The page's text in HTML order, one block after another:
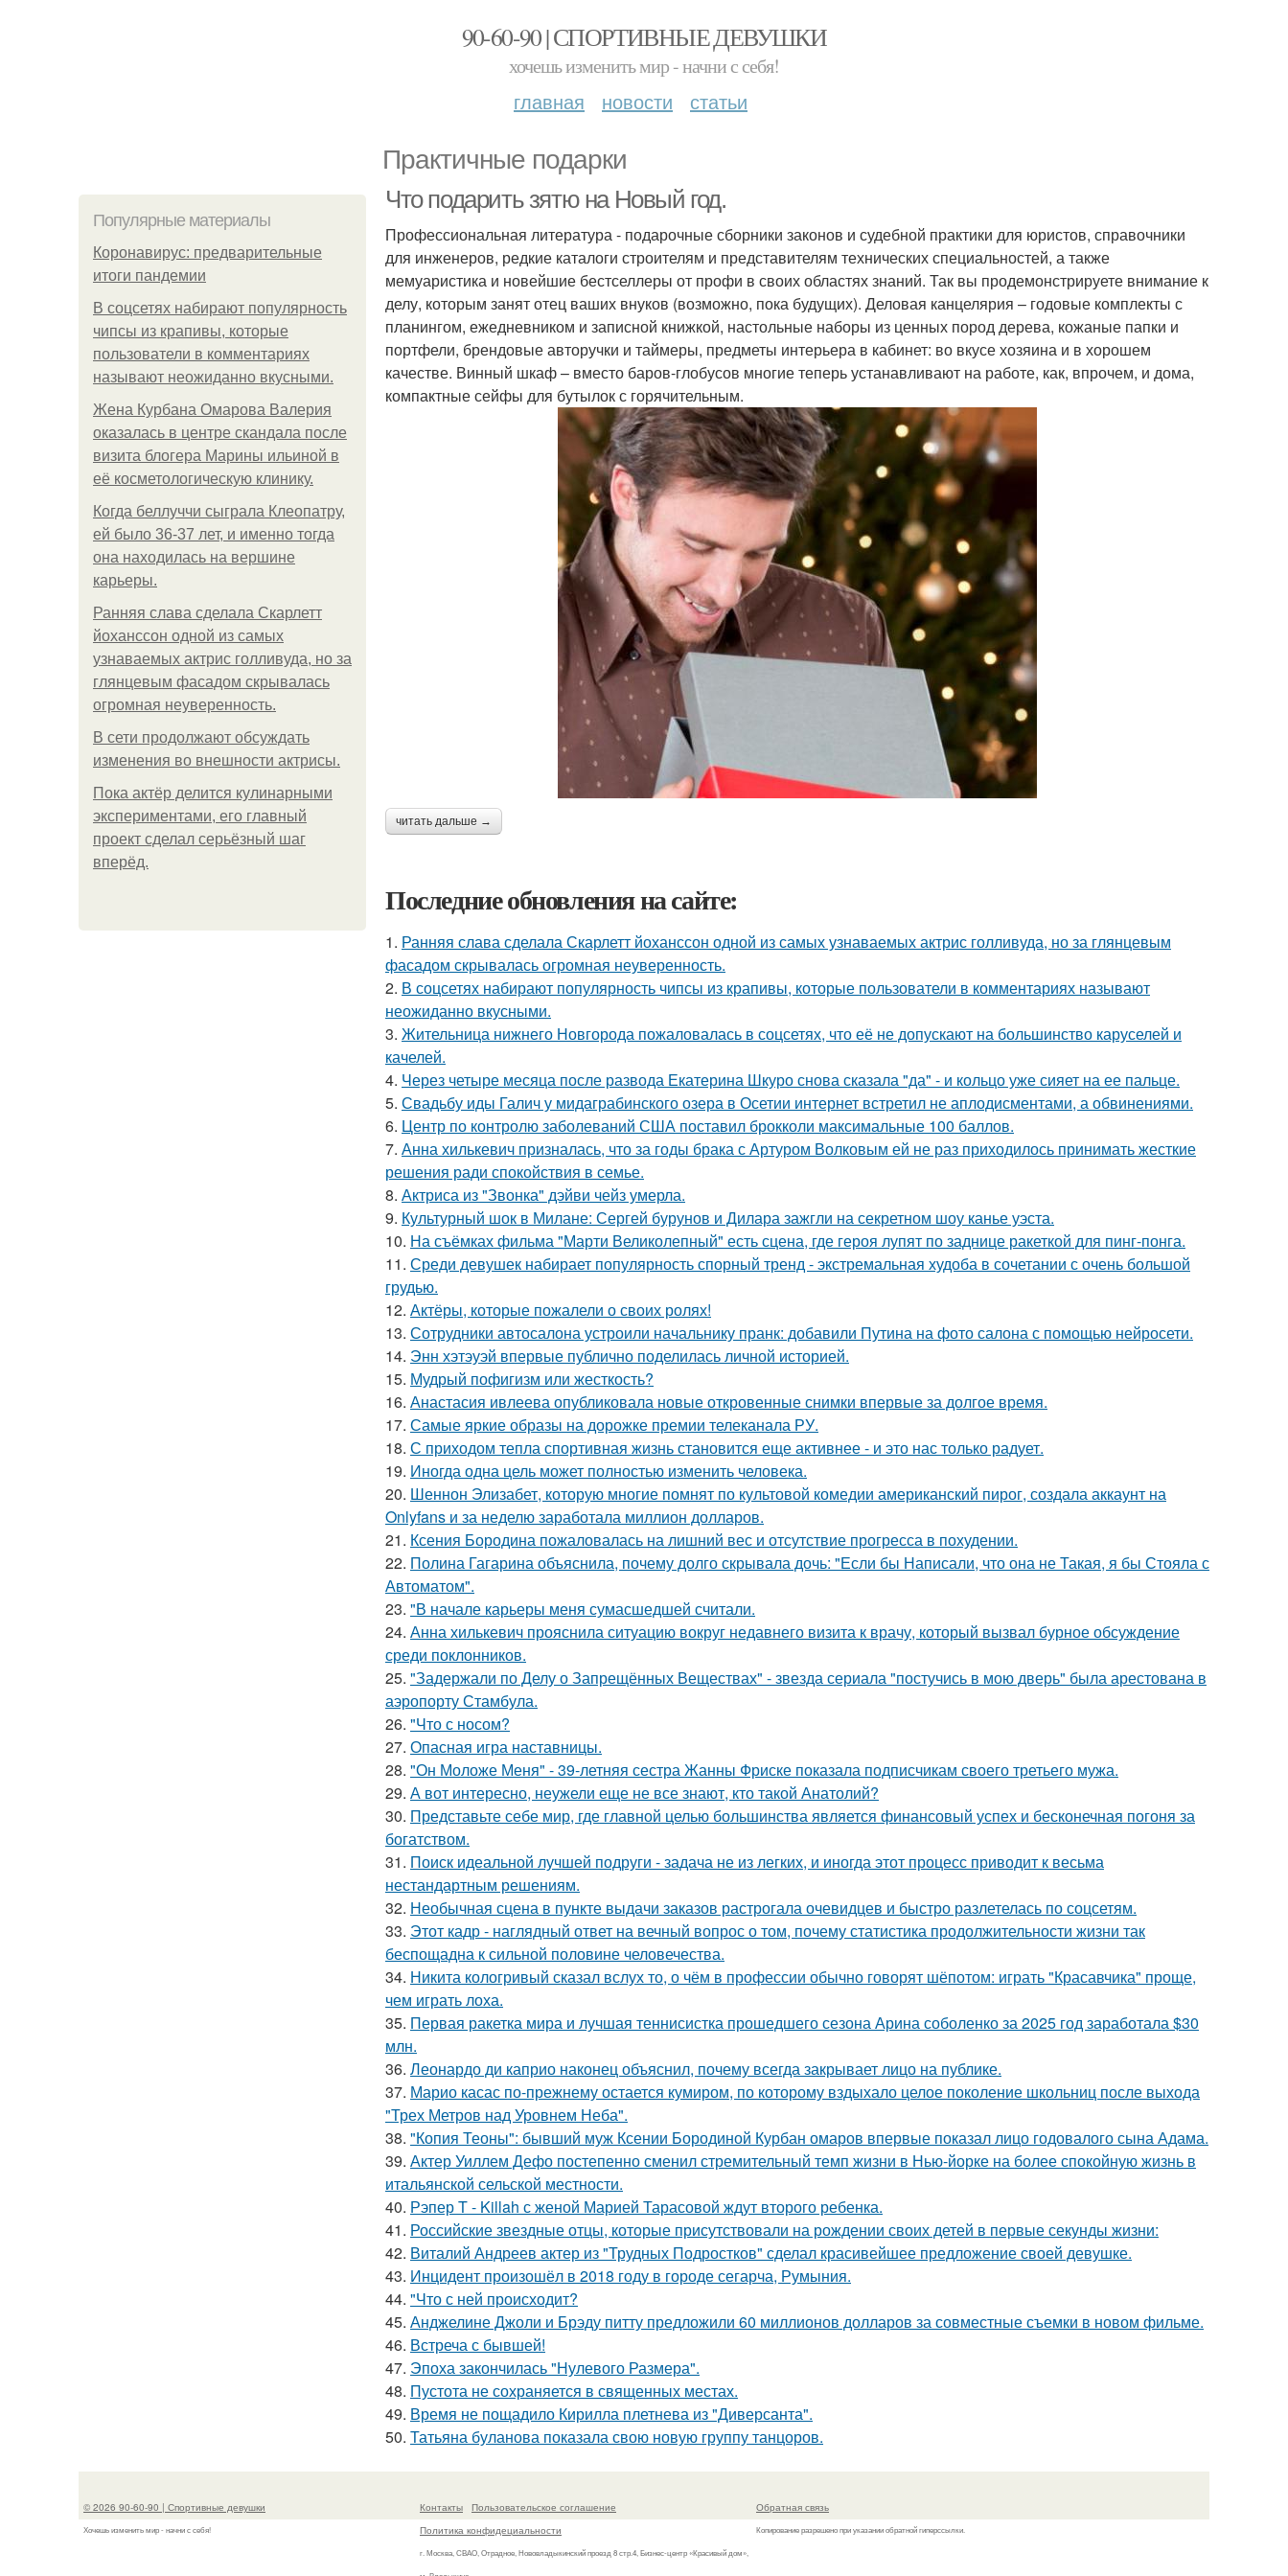
90-60-90 | СПОРТИВНЫЕ ДЕВУШКИ
хочешь изменить мир - начни с себя!
главная новости статьи
Практичные подарки
Популярные материалы
Коронавирус: предварительные
итоги пандемии
В соцсетях набирают популярность
чипсы из крапивы, которые
пользователи в комментариях
называют неожиданно вкусными.
Жена Курбана Омарова Валерия
оказалась в центре скандала после
визита блогера Марины ильиной в
её косметологическую клинику.
Когда беллуччи сыграла Клеопатру,
ей было 36-37 лет, и именно тогда
она находилась на вершине
карьеры.
Ранняя слава сделала Скарлетт
йоханссон одной из самых
узнаваемых актрис голливуда, но за
глянцевым фасадом скрывалась
огромная неуверенность.
В сети продолжают обсуждать
изменения во внешности актрисы.
Пока актёр делится кулинарными
экспериментами, его главный
проект сделал серьёзный шаг
вперёд.
Что подарить зятю на Новый год.
Профессиональная литература - подарочные сборники законов и судебной практики для юристов, справочники
для инженеров, редкие каталоги строителям и представителям технических специальностей, а также
мемуаристика и новейшие бестселлеры от профи в своих областях знаний. Так вы продемонстрируете внимание к
делу, которым занят отец ваших внуков (возможно, пока будущих). Деловая канцелярия – годовые комплекты с
планингом, ежедневником и записной книжкой, настольные наборы из ценных пород дерева, кожаные папки и
портфели, брендовые авторучки и таймеры, предметы интерьера в кабинет: во вкусе хозяина и в хорошем
качестве. Винный шкаф – вместо баров-глобусов многие теперь устанавливают на работе, как, впрочем, и дома,
компактные сейфы для бутылок с горячительным.
читать дальше →
Последние обновления на сайте:
1. Ранняя слава сделала Скарлетт йоханссон одной из самых узнаваемых актрис голливуда, но за глянцевым
фасадом скрывалась огромная неуверенность.
2. В соцсетях набирают популярность чипсы из крапивы, которые пользователи в комментариях называют
неожиданно вкусными.
3. Жительница нижнего Новгорода пожаловалась в соцсетях, что её не допускают на большинство каруселей и
качелей.
4. Через четыре месяца после развода Екатерина Шкуро снова сказала "да" - и кольцо уже сияет на ее пальце.
5. Свадьбу иды Галич у мидаграбинского озера в Осетии интернет встретил не аплодисментами, а обвинениями.
6. Центр по контролю заболеваний США поставил брокколи максимальные 100 баллов.
7. Анна хилькевич призналась, что за годы брака с Артуром Волковым ей не раз приходилось принимать жесткие
решения ради спокойствия в семье.
8. Актриса из "Звонка" дэйви чейз умерла.
9. Культурный шок в Милане: Сергей бурунов и Дилара зажгли на секретном шоу канье уэста.
10. На съёмках фильма "Марти Великолепный" есть сцена, где героя лупят по заднице ракеткой для пинг-понга.
11. Среди девушек набирает популярность спорный тренд - экстремальная худоба в сочетании с очень большой
грудью.
12. Актёры, которые пожалели о своих ролях!
13. Сотрудники автосалона устроили начальнику пранк: добавили Путина на фото салона с помощью нейросети.
14. Энн хэтэуэй впервые публично поделилась личной историей.
15. Мудрый пофигизм или жесткость?
16. Анастасия ивлеева опубликовала новые откровенные снимки впервые за долгое время.
17. Самые яркие образы на дорожке премии телеканала РУ.
18. С приходом тепла спортивная жизнь становится еще активнее - и это нас только радует.
19. Иногда одна цель может полностью изменить человека.
20. Шеннон Элизабет, которую многие помнят по культовой комедии американский пирог, создала аккаунт на
Onlyfans и за неделю заработала миллион долларов.
21. Ксения Бородина пожаловалась на лишний вес и отсутствие прогресса в похудении.
22. Полина Гагарина объяснила, почему долго скрывала дочь: "Если бы Написали, что она не Такая, я бы Стояла с
Автоматом".
23. "В начале карьеры меня сумасшедшей считали.
24. Анна хилькевич прояснила ситуацию вокруг недавнего визита к врачу, который вызвал бурное обсуждение
среди поклонников.
25. "Задержали по Делу о Запрещённых Веществах" - звезда сериала "постучись в мою дверь" была арестована в
аэропорту Стамбула.
26. "Что с носом?
27. Опасная игра наставницы.
28. "Он Моложе Меня" - 39-летняя сестра Жанны Фриске показала подписчикам своего третьего мужа.
29. А вот интересно, неужели еще не все знают, кто такой Анатолий?
30. Представьте себе мир, где главной целью большинства является финансовый успех и бесконечная погоня за
богатством.
31. Поиск идеальной лучшей подруги - задача не из легких, и иногда этот процесс приводит к весьма
нестандартным решениям.
32. Необычная сцена в пункте выдачи заказов растрогала очевидцев и быстро разлетелась по соцсетям.
33. Этот кадр - наглядный ответ на вечный вопрос о том, почему статистика продолжительности жизни так
беспощадна к сильной половине человечества.
34. Никита кологривый сказал вслух то, о чём в профессии обычно говорят шёпотом: играть "Красавчика" проще,
чем играть лоха.
35. Первая ракетка мира и лучшая теннисистка прошедшего сезона Арина соболенко за 2025 год заработала $30
млн.
36. Леонардо ди каприо наконец объяснил, почему всегда закрывает лицо на публике.
37. Марио касас по-прежнему остается кумиром, по которому вздыхало целое поколение школьниц после выхода
"Трех Метров над Уровнем Неба".
38. "Копия Теоны": бывший муж Ксении Бородиной Курбан омаров впервые показал лицо годовалого сына Адама.
39. Актер Уиллем Дефо постепенно сменил стремительный темп жизни в Нью-йорке на более спокойную жизнь в
итальянской сельской местности.
40. Рэпер T - Killah с женой Марией Тарасовой ждут второго ребенка.
41. Российские звездные отцы, которые присутствовали на рождении своих детей в первые секунды жизни:
42. Виталий Андреев актер из "Трудных Подростков" сделал красивейшее предложение своей девушке.
43. Инцидент произошёл в 2018 году в городе сегарча, Румыния.
44. "Что с ней происходит?
45. Анджелине Джоли и Брэду питту предложили 60 миллионов долларов за совместные съемки в новом фильме.
46. Встреча с бывшей!
47. Эпоха закончилась "Нулевого Размера".
48. Пустота не сохраняется в священных местах.
49. Время не пощадило Кирилла плетнева из "Диверсанта".
50. Татьяна буланова показала свою новую группу танцоров.
© 2026 90-60-90 | Спортивные девушки
Хочешь изменить мир - начни с себя!
Контакты
Пользовательское соглашение
Политика конфидециальности
г. Москва, СВАО, Отрадное, Нововладыкинский проезд 8 стр.4, Бизнес-центр «Красивый дом»,
Обратная связь
Копирование разрешено при указании обратной гиперссылки.